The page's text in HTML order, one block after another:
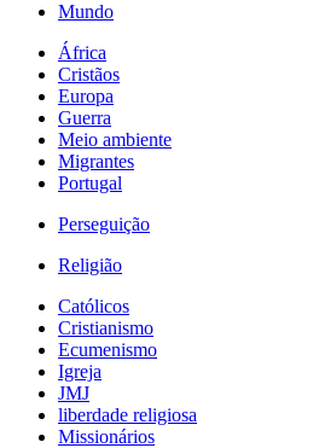
Mundo
África
Cristãos
Europa
Guerra
Meio ambiente
Migrantes
Portugal
Perseguição
Religião
Católicos
Cristianismo
Ecumenismo
Igreja
JMJ
liberdade religiosa
Missionários